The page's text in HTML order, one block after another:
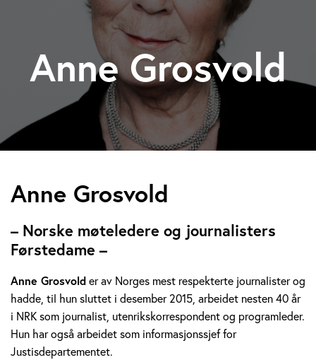
Anne Grosvold
A
n
n
e
G
r
Anne Grosvold
– Norske møteledere og journalisters
Førstedame –
Anne Grosvold er av Norges mest respekterte journalister og
hadde, til hun sluttet i desember 2015, arbeidet nesten 40 år
i NRK som journalist, utenrikskorrespondent og programleder.
Hun har også arbeidet som informasjonssjef for
Justisdepartementet.